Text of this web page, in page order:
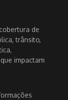
de
trânsito,
impactam